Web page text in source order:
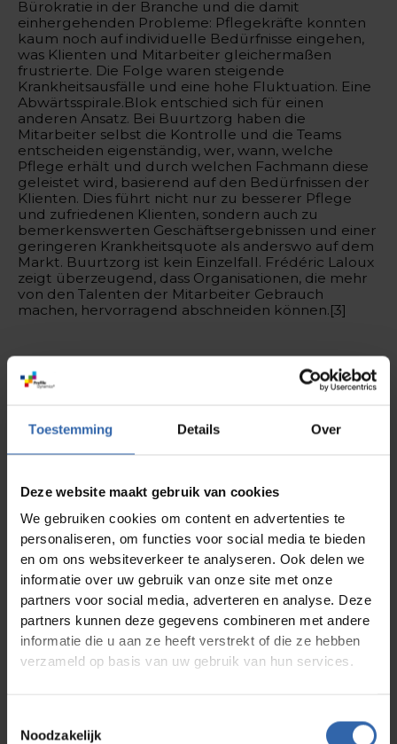
Toestemming Details Over
Deze website maakt gebruik van cookies
We gebruiken cookies om content en advertenties te
personaliseren, om functies voor social media te bieden
en om ons websiteverkeer te analyseren. Ook delen we
informatie over uw gebruik van onze site met onze
partners voor social media, adverteren en analyse. Deze
partners kunnen deze gegevens combineren met andere
informatie die u aan ze heeft verstrekt of die ze hebben
verzameld op basis van uw gebruik van hun services.
Noodzakelijk
Bürokratie in der Branche und die damit
einhergehenden Probleme: Pflegekräfte konnten
kaum noch auf individuelle Bedürfnisse eingehen,
was Klienten und Mitarbeiter gleichermaßen
frustrierte. Die Folge waren steigende
Krankheitsausfälle und eine hohe Fluktuation. Eine
Abwärtsspirale.Blok entschied sich für einen
anderen Ansatz. Bei Buurtzorg haben die
Mitarbeiter selbst die Kontrolle und die Teams
entscheiden eigenständig, wer, wann, welche
Pflege erhält und durch welchen Fachmann diese
geleistet wird, basierend auf den Bedürfnissen der
Klienten. Dies führt nicht nur zu besserer Pflege
und zufriedenen Klienten, sondern auch zu
bemerkenswerten Geschäftsergebnissen und einer
geringeren Krankheitsquote als anderswo auf dem
Markt. Buurtzorg ist kein Einzelfall. Frédéric Laloux
zeigt überzeugend, dass Organisationen, die mehr
von den Talenten der Mitarbeiter Gebrauch
machen, hervorragend abschneiden können.[3]
Manager müssen loslassen und
Doch die Umstellung auf mehr Selbstständigkeit ist
beobachtet, dass Manager oft mit der wachsenden
Komplexität und dem notwendigen Wandel
kämpfen. „Manager müssen loslassen und darauf
vertrauen, dass die Teams die richtigen
Entscheidungen treffen. Doch hierarchisches
Denken blockiert diesen Prozess häufig“, erklärt sie.
Wenn Manager den Überblick verlieren, behindern
sie oft unbewusst die Eigeninitiative der Mitarbeiter
– ein Frustfaktor für alle
Beteiligten.Selbstorganisation erfordert Mut und
ein Umdenken – sowohl bei Führungskräften als
auch bei Mitarbeitern. Nicht jeder will oder kann
verdienen den nötigen Freiraum. Dies verlangt eine
neue Rolle für Manager: weniger Kontrolle, mehr